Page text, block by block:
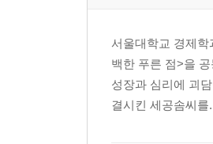
서울대학교 경제
백한 푸른 점>을
성장과 심리에 괴
결시킨 세공솜씨를